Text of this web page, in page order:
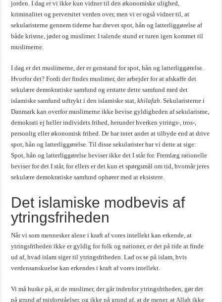
jorden. I dag er vi ikke kun vidner til den økonomiske ulighed,
kriminalitet og perversitet verden over, men vi er også vidner til, at
sekularisterne gennem tiderne har drevet spot, hån og latterliggørelse af
både kristne, jøder og muslimer. I talende stund er turen igen kommet til
muslimerne.
I dag er det muslimerne, der er genstand for spot, hån og latterliggørelse.
Hvorfor det? Fordi der findes muslimer, der arbejder for at afskaffe det
sekulære demokratiske samfund og erstatte dette samfund med det
islamiske samfund udtrykt i den islamiske stat,khilafah . Sekularisterne i
Danmark kan overfor muslimerne ikke bevise gyldigheden af sekularisme,
demokrati ej heller individets frihed, herunder hverken ytrings-, tros-,
personlig eller økonomisk frihed. De har intet andet at tilbyde end at drive
spot, hån og latterliggørelse. Til disse sekularister har vi dette at sige:
Spot, hån og latterliggørelse beviser ikke det I står for. Fremlæg rationelle
beviser for det I står, for ellers er det kun et spørgsmål om tid, hvornår jeres
sekulære demokratiske samfund ophører med at eksistere.
Det islamiske modbevis af
ytringsfriheden
Når vi som mennesker alene i kraft af vores intellekt kan erkende, at
ytringsfriheden ikke er gyldig for folk og nationer, er det på tide at finde
ud af, hvad islam siger til ytringsfriheden. Lad os se på islam, hvis
verdensanskuelse kan erkendes i kraft af vores intellekt.
Vi må huske på, at de muslimer, der går indenfor ytringsfriheden, gør det
på grund af misforståelser, og ikke på grund af, at de mener, at Allah ikke